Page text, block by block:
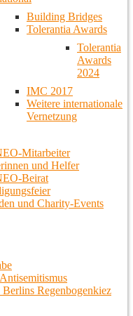
Building Bridges
Tolerantia Awards
Tolerantia
Awards
2024
IMC 2017
Weitere internationale
Vernetzung
Mitarbeiter
und Helfer
Beirat
und Charity-Events
Regenbogenkiez